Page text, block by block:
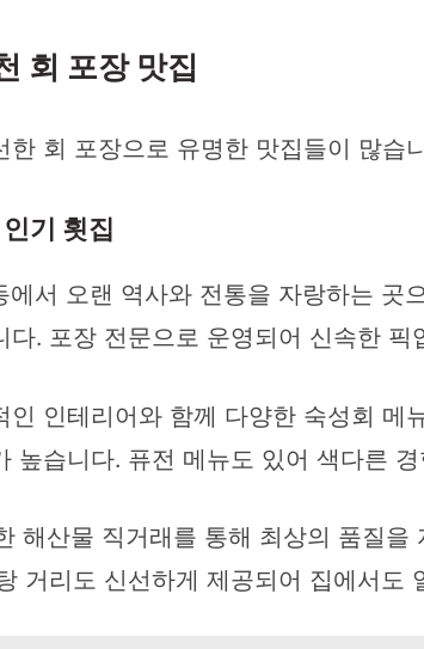
회 포장 맛집
한 회 포장으로 유명한 맛집들이 많습
기 횟집
에서 오랜 역사와 전통을 자랑하는 곳
다. 포장 전문으로 운영되어 신속한
인 인테리어와 함께 다양한 숙성회 메
높습니다. 퓨전 메뉴도 있어 색다른
해산물 직거래를 통해 최상의 품질
거리도 신선하게 제공되어 집에서도